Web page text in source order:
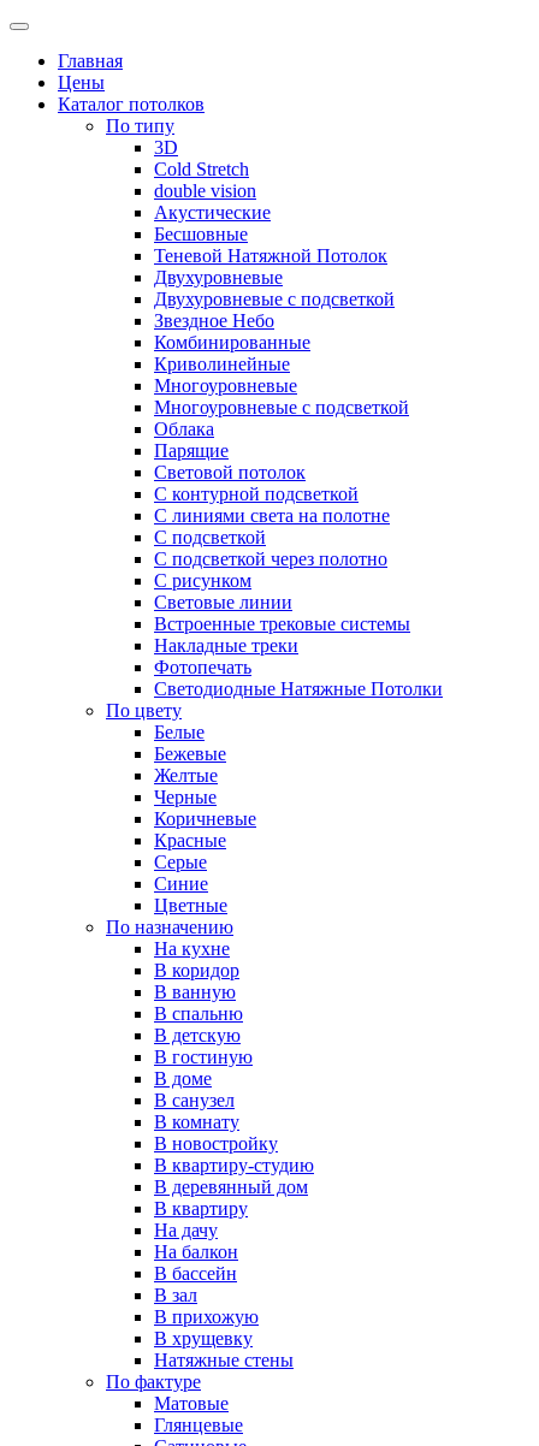
Skip
contentГлавная
Цены
Каталог потолков
По типу
3D
Cold Stretch
double vision
Акустические
Бесшовные
Теневой Натяжной Потолок
Двухуровневые
Двухуровневые с подсветкой
Звездное Небо
Комбинированные
Криволинейные
Многоуровневые
Многоуровневые с подсветкой
Облака
Парящие
Световой потолок
С контурной подсветкой
С линиями света на полотне
С подсветкой
С подсветкой через полотно
С рисунком
Световые линии
Встроенные трековые системы
Накладные треки
Фотопечать
Светодиодные Натяжные Потолки
По цвету
Белые
Бежевые
Желтые
Черные
Коричневые
Красные
Серые
Синие
Цветные
По назначению
На кухне
В коридор
В ванную
В спальню
В детскую
В гостиную
В доме
В санузел
В комнату
В новостройку
В квартиру-студию
В деревянный дом
В квартиру
На дачу
На балкон
В бассейн
В зал
В прихожую
В хрущевку
Натяжные стены
По фактуре
Матовые
Глянцевые